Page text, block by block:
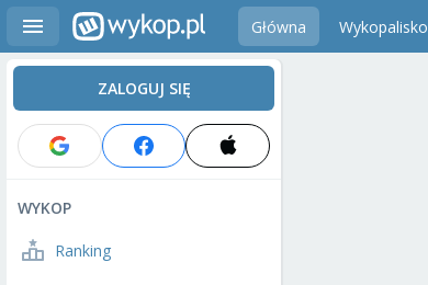
Główna Wykopalisko
ZALOGUJ SIĘ
WYKOP
Ranking